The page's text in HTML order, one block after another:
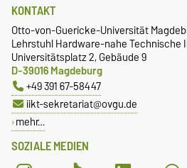
SOZIALE MEDIEN
KONTAKT
Otto-von-Guericke-Universität
Lehrstuhl Hardware-nahe Technische
Universitätsplatz 2, Gebäude 9
D-39016 Magdeburg
+49 391 67-58447
iikt-sekretariat@ovgu.de
mehr…